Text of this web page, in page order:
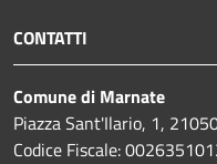
CONTATTI
Comune di Marnate
Piazza Sant'Ilario, 1,
Codice Fiscale: